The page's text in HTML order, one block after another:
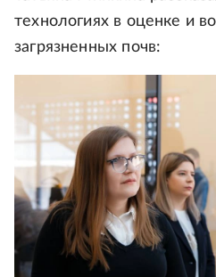
технологиях в оценке и
загрязненных почв: